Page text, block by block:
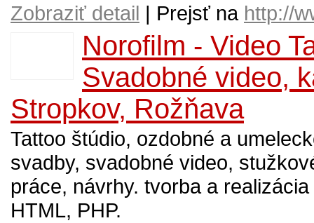
Zobraziť detail | Prejsť na http://
Norofilm - Video
Svadobné video,
Stropkov, Rožňava
Tattoo štúdio, ozdobné a
svadby, svadobné video,
práce, návrhy. tvorba a
HTML, PHP.